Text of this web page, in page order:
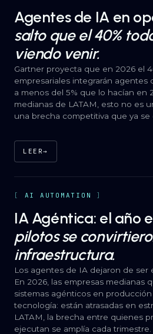
Agentes de IA en
salto que el 40%
viendo venir.
Gartner proyecta que en 2026 el
empresariales integrarán agentes
a menos del 5% que lo hacían en
medianas de LATAM, esto no es
una brecha competitiva que ya se
LEER→
AI AUTOMATION
IA Agéntica: el año
pilotos se
infraestructura.
Los agentes de IA dejaron de ser
En 2026, las empresas medianas
sistemas agénticos en
tecnología: están atrasadas en
LATAM, la brecha entre quienes
ejecutan se amplía cada trimestre.